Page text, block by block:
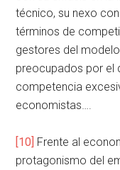
técnico, su nexo
términos de
gestores del
preocupados por el
competencia
economistas….
[10] Frente al
protagonismo del